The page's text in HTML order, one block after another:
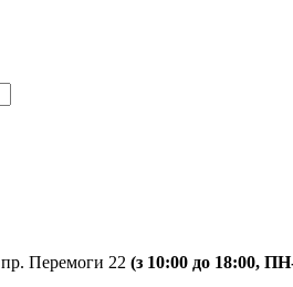
Перемоги 22 (з 10:00 до 18:00,